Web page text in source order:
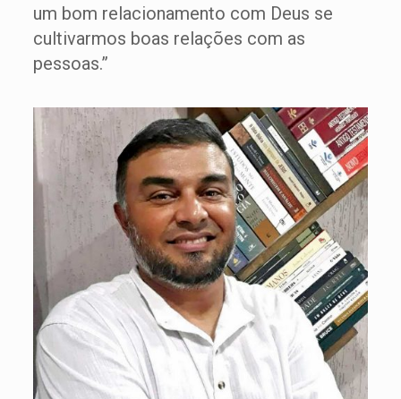
um bom relacionamento com Deus se
cultivarmos boas relações com as
pessoas.”